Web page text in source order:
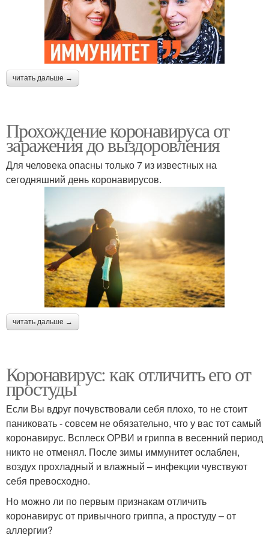
читать дальше →
Прохождение коронавируса от
заражения до выздоровления
Для человека опасны только 7 из известных на
сегодняшний день коронавирусов.
читать дальше →
Коронавирус: как отличить его от
простуды
Если Вы вдруг почувствовали себя плохо, то не стоит
паниковать - совсем не обязательно, что у вас тот самый
коронавирус. Всплеск ОРВИ и гриппа в весенний период
никто не отменял. После зимы иммунитет ослаблен,
воздух прохладный и влажный – инфекции чувствуют
себя превосходно.
Но можно ли по первым признакам отличить
коронавирус от привычного гриппа, а простуду – от
аллергии?